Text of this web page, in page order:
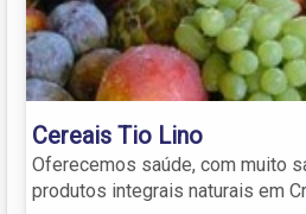
Cereais Tio Lino
Oferecemos saúde, com muito
produtos integrais naturais em